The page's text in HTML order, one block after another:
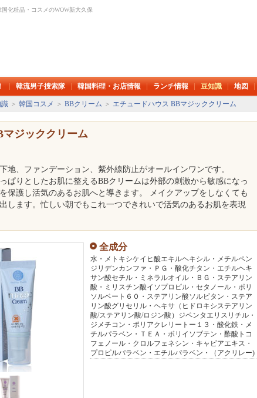
化粧品・コスメのWOW新大久保
韓流男子捜索隊 韓国料理・お店情報 ランチ情報 豆知識 地図
＞ 韓国コスメ ＞ BBクリーム ＞ エチュードハウス BBマジッククリーム
ジッククリーム
地、ファンデーション、紫外線防止がオールインワンです。
ぱりとしたお肌に整えるBBクリームは外部の刺激から敏感になっ
保護し活気のあるお肌へと導きます。 メイクアップをしなくても
します。忙しい朝でもこれ一つできれいで活気のあるお肌を表現
全成分
水・メトキシケイヒ酸エキルヘキシル・メチルペン
ジリデンカンファ・ＰＧ・酸化チタン・エチルヘキ
サン酸セチル・ミネラルオイル・ＢＧ・ステアリン
酸・ミリスチン酸イソプロピル・セタノール・ポリ
ソルベート６０・ステアリン酸ソルビタン・ステア
リン酸グリセリル・ヘキサ（ヒドロキシステアリン
酸/ステアリン酸/ロジン酸）ジペンタエリスリチル・
ジメチコン・ポリアクレリートー１３・酸化鉄・メ
チルパラベン・ＴＥＡ・ボリイソブテン・酢酸トコ
フェノール・クロルフェネシン・キャビアエキス・
プロピルパラベン・エチルパラベン・（アクリレー)